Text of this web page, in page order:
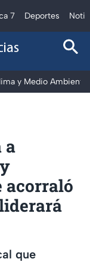
7 Deportes
y Medio Ambiente
a
acorraló
que